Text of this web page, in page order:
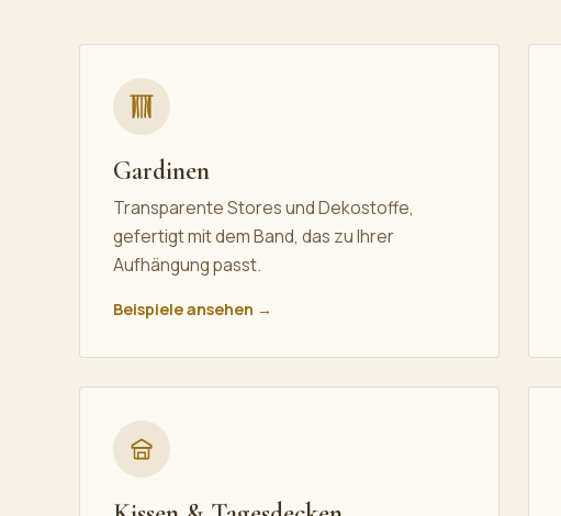
Gardinen
Transparente Stores und Dekostoffe,
gefertigt mit dem Band, das zu Ihrer
Aufhängung passt.
Beispiele ansehen →